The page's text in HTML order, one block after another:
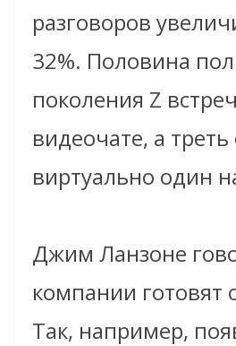
разговоров
32%. Половина
поколения Z
видеочате, а
виртуально один
Джим Ланзоне
компании готовят
Так, например,